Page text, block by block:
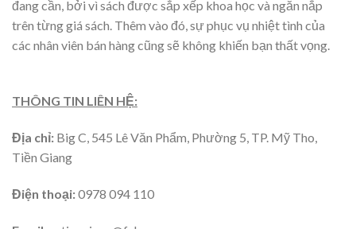
đang cần, bởi vì sách được sắp xếp khoa học và ngăn nắp
trên từng giá sách. Thêm vào đó, sự phục vụ nhiệt tình của
các nhân viên bán hàng cũng sẽ không khiến bạn thất vọng.
THÔNG TIN LIÊN HỆ:
Địa chỉ: Big C, 545 Lê Văn Phẩm, Phường 5, TP. Mỹ Tho,
Tiền Giang
Điện thoại:0978 094 110